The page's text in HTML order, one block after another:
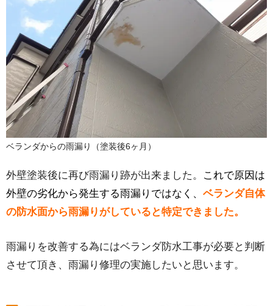
ベランダからの雨漏り（塗装後6ヶ月）
外壁塗装後に再び雨漏り跡が出来ました。
これで原因は
外壁の劣化から発生する雨漏りではなく、 ベランダ自体
の防水面から雨漏りがしていると特定できました。
雨漏りを改善する為にはベランダ防水工事が必要と判断
させて頂き、雨漏り修理の実施したいと思います。